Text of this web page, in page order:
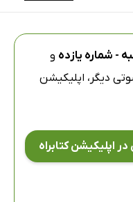
- شماره یازده و
دیگر، اپلیکیشن
اپلیکیشن کتابراه